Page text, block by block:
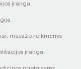
įranga
masažo reikmenys
įranga